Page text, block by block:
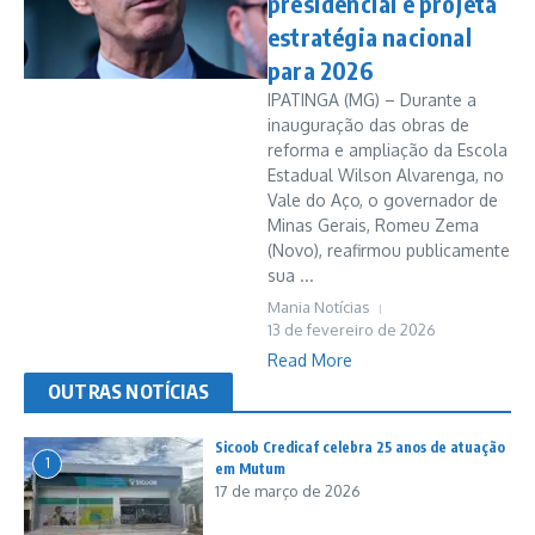
estratégia nacional
para 2026
IPATINGA (MG) – Durante a
inauguração das obras de
reforma e ampliação da Escola
Estadual Wilson Alvarenga, no
Vale do Aço, o governador de
Minas Gerais, Romeu Zema
(Novo), reafirmou publicamente
sua ...
Mania Notícias
13 de fevereiro de 2026
Read More
OUTRAS NOTÍCIAS
1
Sicoob Credicaf celebra 25 anos de atuação
em Mutum
17 de março de 2026